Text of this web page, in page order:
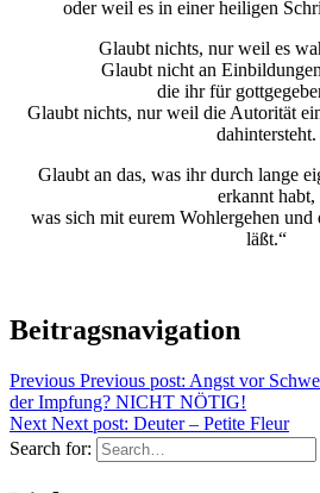
oder weil es in einer heiligen
Glaubt nichts, nur weil es
Glaubt nicht an
die ihr für
Glaubt nichts, nur weil die Autorität
dahintersteht.
Glaubt an das, was ihr durch lange
erkannt habt,
was sich mit eurem Wohlergehen und
läßt.“
Beitragsnavigation
Previous Previous post: Angst vor
der Impfung? NICHT NÖTIG!
Next Next post: Deuter – Petite Fleur
Search for: